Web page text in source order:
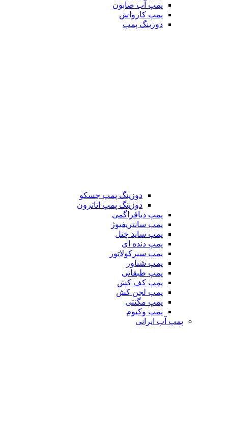
پمپ آب صابون
پمپ کارواش
دوزینگ پمپ
دوزینگ پمپ جسکو
دوزینگ پمپ اتاترون
پمپ دیافراگمی
پمپ سانتریفیوژ
پمپ ساید چنل
پمپ دنده ای
پمپ سیرکولاتور
پمپ شناور
پمپ طبقاتی
پمپ کف کش
پمپ لجن کش
پمپ مگنتی
پمپ وکیوم
پمپ آب ایرانی